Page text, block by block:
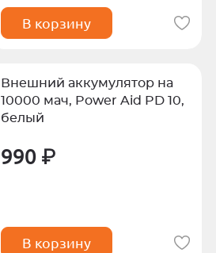
В корзину
Внешний аккумулятор на
10000 мач, Power Aid PD 10,
белый
990 ₽
В корзину